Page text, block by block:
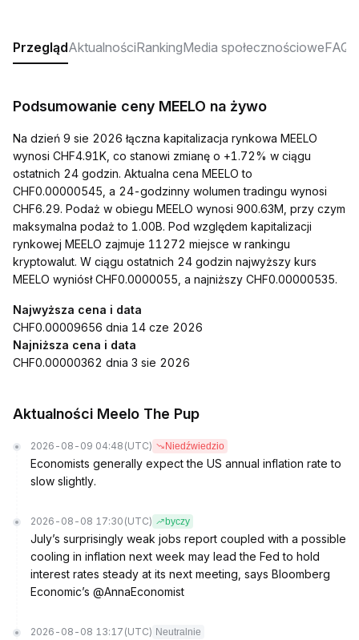
PrzeglądAktualnościRankingMedia społecznościoweFAQ
Podsumowanie ceny MEELO na żywo
Na dzień 9 sie 2026 łączna kapitalizacja rynkowa MEELO
wynosi CHF4.91K, co stanowi zmianę o +1.72% w ciągu
ostatnich 24 godzin. Aktualna cena MEELO to
CHF0.00000545, a 24-godzinny wolumen tradingu wynosi
CHF6.29. Podaż w obiegu MEELO wynosi 900.63M, przy czym
maksymalna podaż to 1.00B. Pod względem kapitalizacji
rynkowej MEELO zajmuje 11272 miejsce w rankingu
kryptowalut. W ciągu ostatnich 24 godzin najwyższy kurs
MEELO wyniósł CHF0.0000055, a najniższy CHF0.00000535.
Najwyższa cena i data
CHF0.00009656 dnia 14 cze 2026
Najniższa cena i data
CHF0.00000362 dnia 3 sie 2026
Aktualności Meelo The Pup
2026-08-09 04:48 (UTC) Niedźwiedzio
Economists generally expect the US annual inflation rate to
slow slightly.
2026-08-08 17:30 (UTC) byczy
July’s surprisingly weak jobs report coupled with a possible
cooling in inflation next week may lead the Fed to hold
interest rates steady at its next meeting, says Bloomberg
Economic’s @AnnaEconomist
2026-08-08 13:17 (UTC) Neutralnie